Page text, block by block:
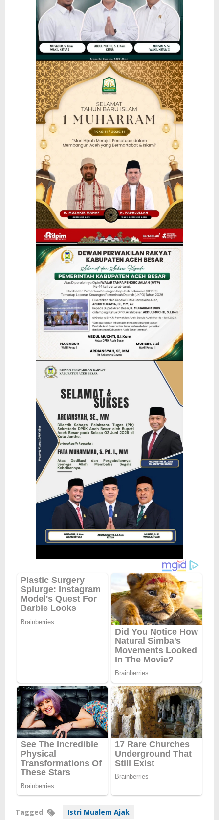
Tagged Istri Mualem Ajak